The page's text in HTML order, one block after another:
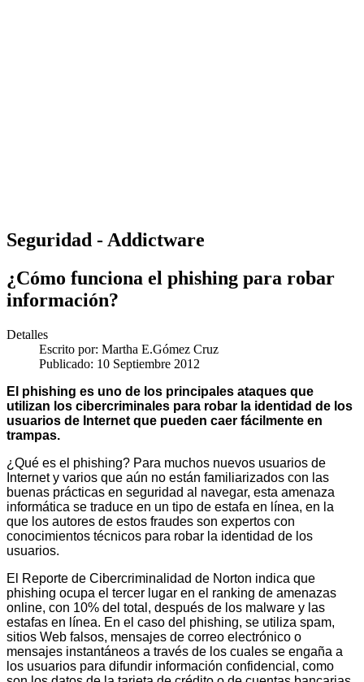
Seguridad - Addictware
¿Cómo funciona el phishing para robar
información?
Detalles
Escrito por: Martha E.Gómez Cruz
Publicado: 10 Septiembre 2012
El phishing es uno de los principales ataques que
utilizan los cibercriminales para robar la identidad de los
usuarios de Internet que pueden caer fácilmente en
trampas.
¿Qué es el phishing? Para muchos nuevos usuarios de
Internet y varios que aún no están familiarizados con las
buenas prácticas en seguridad al navegar, esta amenaza
informática se traduce en un tipo de estafa en línea, en la
que los autores de estos fraudes son expertos con
conocimientos técnicos para robar la identidad de los
usuarios.
El Reporte de Cibercriminalidad de Norton indica que
phishing ocupa el tercer lugar en el ranking de amenazas
online, con 10% del total, después de los malware y las
estafas en línea. En el caso del phishing, se utiliza spam,
sitios Web falsos, mensajes de correo electrónico o
mensajes instantáneos a través de los cuales se engaña a
los usuarios para difundir información confidencial, como